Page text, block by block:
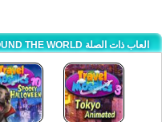
TRAVEL MOSAICS 6: CHRISTMAS AROUND THE WORLD العاب ذات الصلة